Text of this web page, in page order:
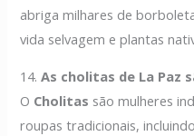
abriga milhares de
vida selvagem e plantas
14.As cholitas de La Paz
O Cholitas são mulheres
roupas tradicionais,